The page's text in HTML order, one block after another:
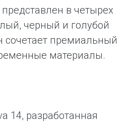
представлен в четырех
черный и голубой
сочетает премиальный
материалы.
14, разработанная